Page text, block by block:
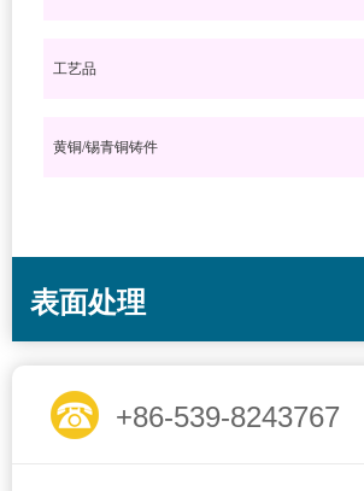
工艺品
黄铜/锡青铜铸件
表面处理
+86-539-8243767